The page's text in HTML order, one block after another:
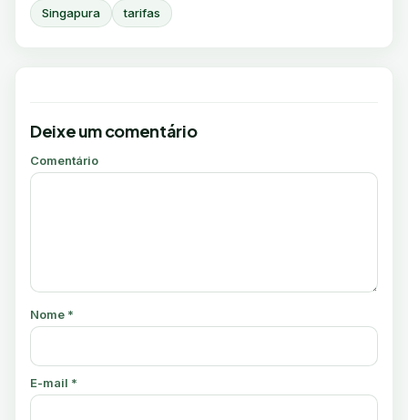
Singapura
tarifas
Deixe um comentário
Comentário
Nome *
E-mail *